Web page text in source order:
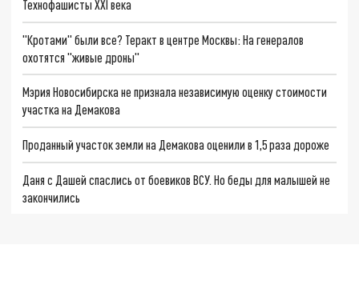
Технофашисты XXI века
"Кротами" были все? Теракт в центре Москвы: На генералов
охотятся "живые дроны"
Мэрия Новосибирска не признала независимую оценку стоимости
участка на Демакова
Проданный участок земли на Демакова оценили в 1,5 раза дороже
Даня с Дашей спаслись от боевиков ВСУ. Но беды для малышей не
закончились